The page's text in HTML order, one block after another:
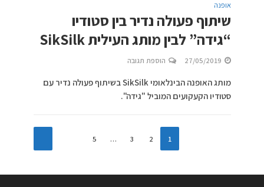
אופנה
שיתוף פעולה נדיר בין סטודיו
“גידה” לבין מותג העילית SikSilk
27/05/2019 הוספת תגובה
מותג האופנה הבינלאומי SikSilk בשיתוף פעולה נדיר עם
סטודיו הקעקועים המוביל "גידה".
1
2
3
…
5